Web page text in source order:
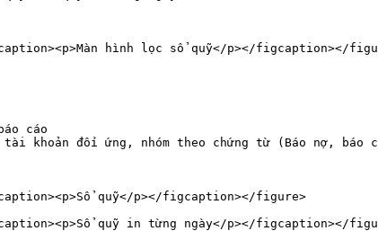
hình lọc sổ quỹ</p></figcaption></
cáo
đối ứng, nhóm theo chứng từ (Báo nợ, báo
quỹ</p></figcaption></figure>
quỹ in từng ngày</p></figcaption></